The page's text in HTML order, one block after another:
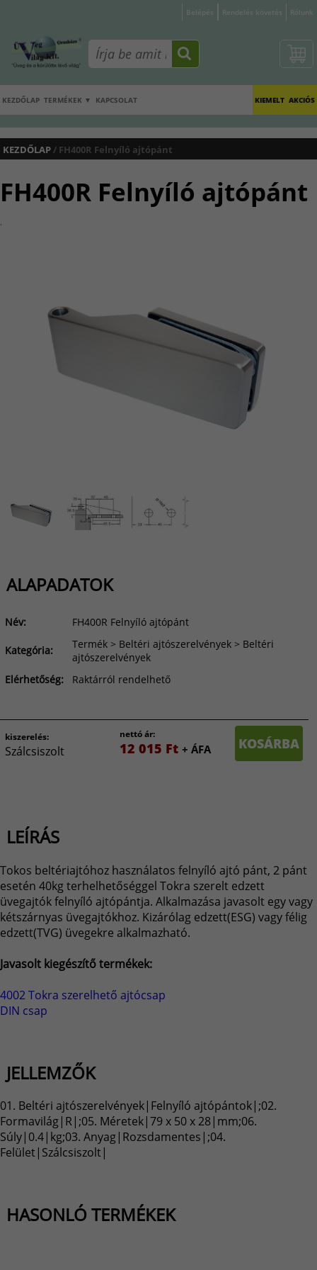
Rólunk
Rendelés követés
Belépés
KEZDŐLAP TERMÉKEK ▼ KAPCSOLAT AKCIÓS
KIEMELT
KEZDŐLAP/ FH400R Felnyíló ajtópánt
FH400R Felnyíló ajtópánt
.
ALAPADATOK
Név: FH400R Felnyíló ajtópánt
Kategória:
Termék > Beltéri ajtószerelvények > Beltéri
ajtószerelvények
Elérhetőség:
Raktárról rendelhető
kiszerelés:
Szálcsiszolt
nettó ár:
12 015 Ft + ÁFA KOSÁRBA
LEÍRÁS
Tokos beltériajtóhoz használatos felnyíló ajtó pánt, 2 pánt
esetén 40kg terhelhetőséggel Tokra szerelt edzett
üvegajtók felnyíló ajtópántja. Alkalmazása javasolt egy vagy
kétszárnyas üvegajtókhoz. Kizárólag edzett(ESG) vagy félig
edzett(TVG) üvegekre alkalmazható.
Javasolt kiegészítő termékek:
4002 Tokra szerelhető ajtócsap
DIN csap
JELLEMZŐK
01. Beltéri ajtószerelvények|Felnyíló ajtópántok|;02.
Formavilág|R|;05. Méretek|79 x 50 x 28|mm;06.
Súly|0.4|kg;03. Anyag|Rozsdamentes|;04.
Felület|Szálcsiszolt|
HASONLÓ TERMÉKEK